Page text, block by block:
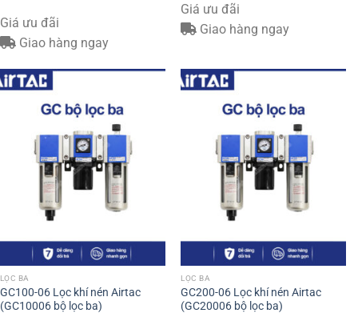
Giá ưu đãi
Giao hàng ngay
Giá ưu đãi
Giao hàng ngay
LỌC BA
GC100-06 Lọc khí nén Airtac
(GC10006 bộ lọc ba)
LỌC BA
GC200-06 Lọc khí nén Airtac
(GC20006 bộ lọc ba)